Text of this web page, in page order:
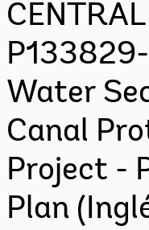
Water
Canal
Project -
Plan